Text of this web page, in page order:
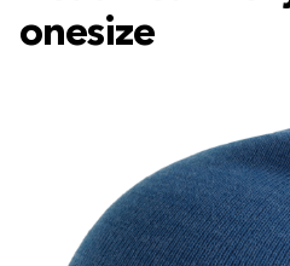
onesize